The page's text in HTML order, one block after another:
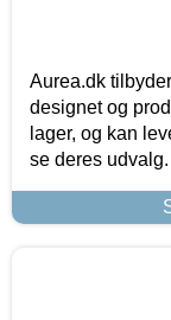
Aurea.dk
designet og
lager, og kan
se deres udvalg.